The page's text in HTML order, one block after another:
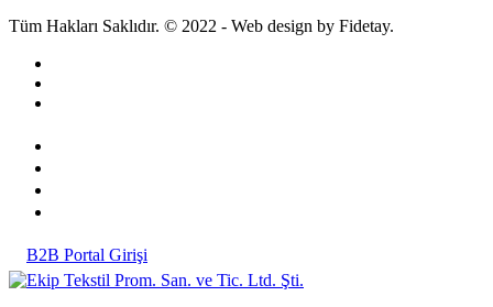
Tüm Hakları Saklıdır. © 2022 - Web design by Fidetay.
B2B Portal Girişi